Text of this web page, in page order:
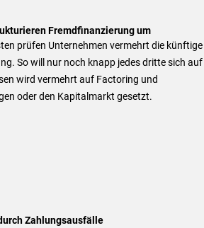
Fremdfinanzierung um
prüfen Unternehmen vermehrt die künftige
So will nur noch knapp jedes dritte sich auf
wird vermehrt auf Factoring und
oder den Kapitalmarkt gesetzt.
Zahlungsausfälle